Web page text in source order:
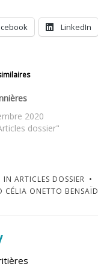
LinkedIn
2020
dossier"
IN ARTICLES DOSSIER
CÉLIA ONETTO BENSAÏD